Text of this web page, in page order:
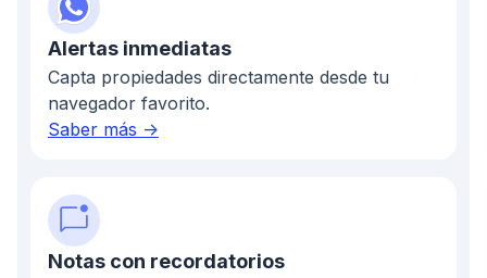
Alertas inmediatas
Capta propiedades directamente desde tu
navegador favorito.
Saber más ->
Notas con recordatorios